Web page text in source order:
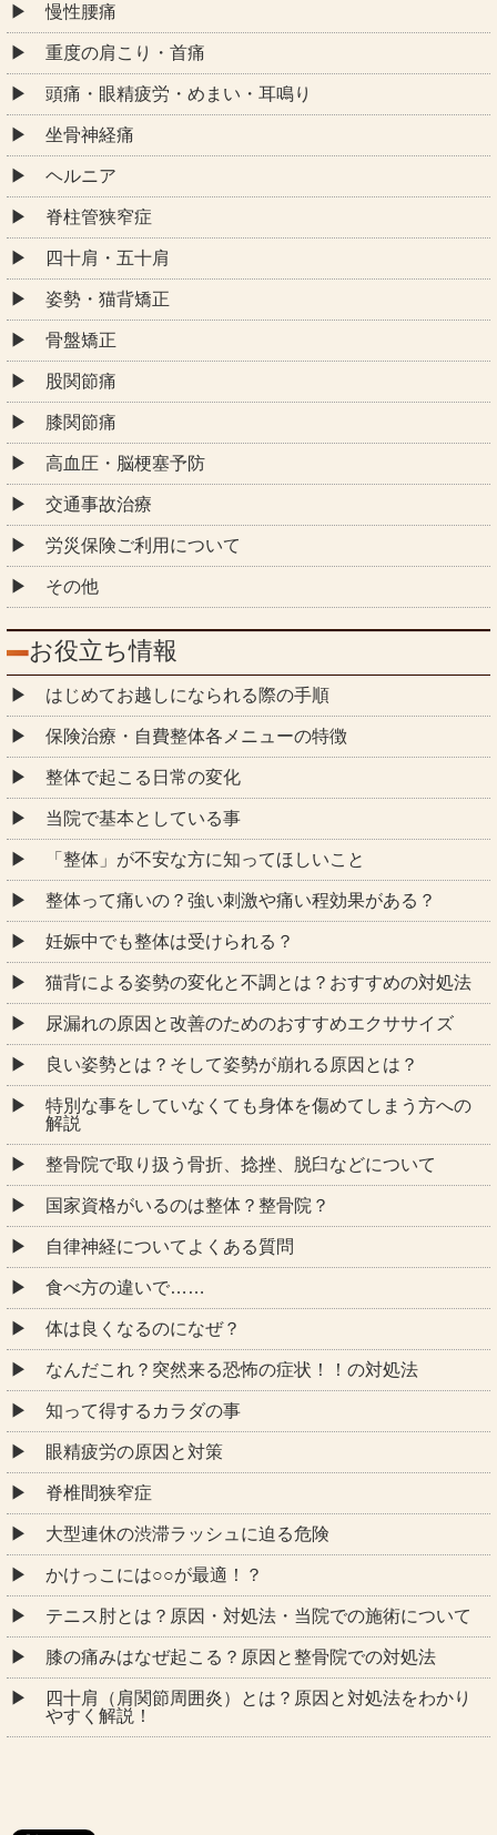
慢性腰痛
重度の肩こり・首痛
頭痛・眼精疲労・めまい・耳鳴り
坐骨神経痛
ヘルニア
脊柱管狭窄症
四十肩・五十肩
姿勢・猫背矯正
骨盤矯正
股関節痛
膝関節痛
高血圧・脳梗塞予防
交通事故治療
労災保険ご利用について
その他
お役立ち情報
はじめてお越しになられる際の手順
保険治療・自費整体各メニューの特徴
整体で起こる日常の変化
当院で基本としている事
「整体」が不安な方に知ってほしいこと
整体って痛いの？強い刺激や痛い程効果がある？
妊娠中でも整体は受けられる？
猫背による姿勢の変化と不調とは？おすすめの対処法
尿漏れの原因と改善のためのおすすめエクササイズ
良い姿勢とは？そして姿勢が崩れる原因とは？
特別な事をしていなくても身体を傷めてしまう方への
解説
整骨院で取り扱う骨折、捻挫、脱臼などについて
国家資格がいるのは整体？整骨院？
自律神経についてよくある質問
食べ方の違いで……
体は良くなるのになぜ？
なんだこれ？突然来る恐怖の症状！！の対処法
知って得するカラダの事
眼精疲労の原因と対策
脊椎間狭窄症
大型連休の渋滞ラッシュに迫る危険
かけっこには○○が最適！？
テニス肘とは？原因・対処法・当院での施術について
膝の痛みはなぜ起こる？原因と整骨院での対処法
四十肩（肩関節周囲炎）とは？原因と対処法をわかり
やすく解説！